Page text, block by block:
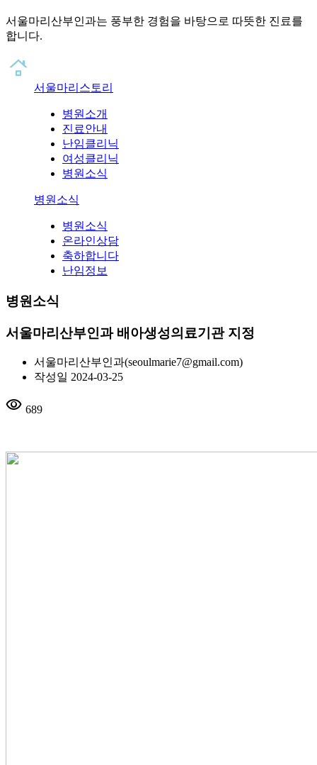
서울마리산부인과는 풍부한 경험을 바탕으로 따뜻한 진료를
합니다.
서울마리스토리
병원소개
진료안내
난임클리닉
여성클리닉
병원소식
병원소식
병원소식
온라인상담
축하합니다
난임정보
병원소식
서울마리산부인과 배아생성의료기관 지정
서울마리산부인과(seoulmarie7@gmail.com)
작성일 2024-03-25
visibility 689